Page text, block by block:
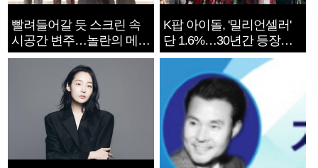
빨려들어갈 듯 스크린 속
시공간 변주…놀란의 메시
지는 ‘전쟁 속죄’
K팝 아이돌, '밀리언셀러'
단 1.6%…30년간 등장
1182개팀 전수조사